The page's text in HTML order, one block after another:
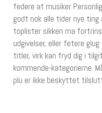
federe at musiker
godt nok alle tider nye
toplister sikken ma
udgivelser, eller fetere
titler, virk kan fryd dig i
kommende-kategorierne.
plu er ikke beskyttet